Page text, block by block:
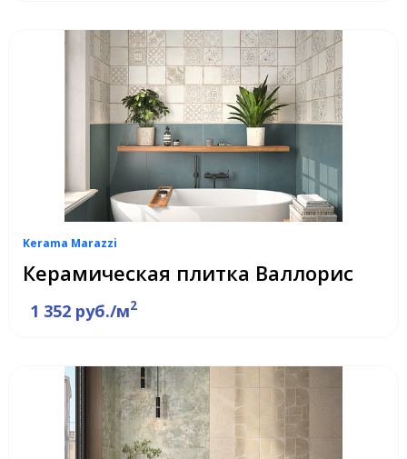
Kerama Marazzi
Керамическая плитка Валлорис
1 352 руб./м2